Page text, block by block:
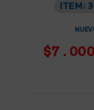
ITEM:
$7.000